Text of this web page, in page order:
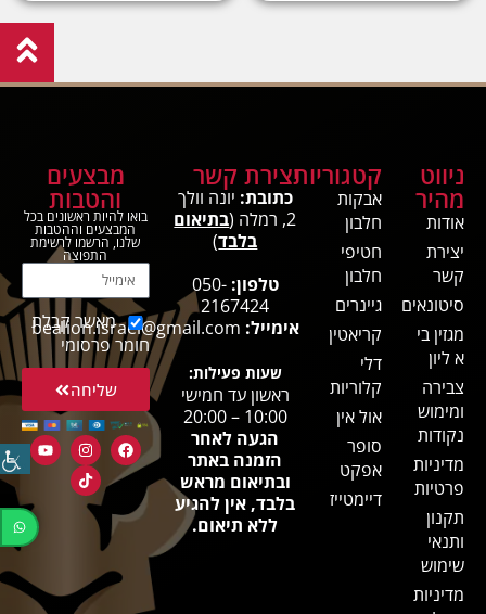
ניווט
מהיר
אודות
יצירת
קשר
סיטונאים
מגזין בי
א ליון
צבירה
ומימוש
נקודות
מדיניות
פרטיות
תקנון
ותנאי
שימוש
מדיניות
קטגוריות
אבקות
חלבון
חטיפי
חלבון
גיינרים
קריאטין
דלי
קלוריות
אול אין
סופר
אפקט
דיימטייז
יצירת קשר
כתובת: יונה וולך
2, רמלה (
בתיאום
בלבד)
טלפון: 050-
2167424
אימייל: bealion.israel@gmail.com
שעות פעילות:
ראשון עד חמישי
10:00 – 20:00
הגעה לאחר
הזמנה באתר
ובתיאום מראש
בלבד, אין להגיע
ללא תיאום.
מבצעים
והטבות
בואו להיות ראשונים בכל
המבצעים וההטבות
שלנו, הרשמו לרשימת
התפוצה
מאשר קבלת
חומר פרסומי
שליחה